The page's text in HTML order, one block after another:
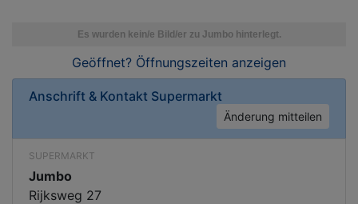
Geöffnet? Öffnungszeiten anzeigen
Anschrift & Kontakt Supermarkt
Änderung mitteilen
SUPERMARKT
Jumbo
Rijksweg 27